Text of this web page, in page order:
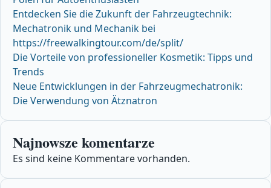
Entdecken Sie die Zukunft der Fahrzeugtechnik:
Mechatronik und Mechanik bei
https://freewalkingtour.com/de/split/
Die Vorteile von professioneller Kosmetik: Tipps und
Trends
Neue Entwicklungen in der Fahrzeugmechatronik:
Die Verwendung von Ätznatron
Najnowsze komentarze
Es sind keine Kommentare vorhanden.